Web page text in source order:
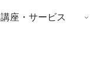
講座・サービス